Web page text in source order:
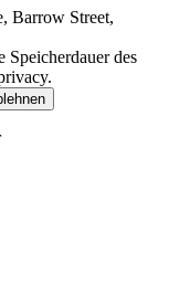
Barrow Street,
Speicherdauer des